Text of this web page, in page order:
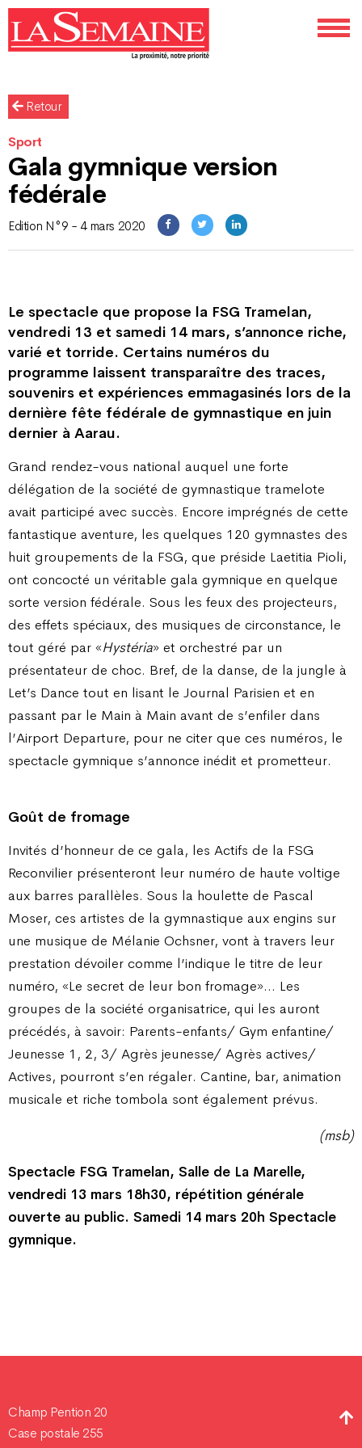
Retour
Sport
Gala gymnique version
fédérale
Edition N°9 - 4 mars 2020
Le spectacle que propose la FSG Tramelan,
vendredi 13 et samedi 14 mars, s’annonce riche,
varié et torride. Certains numéros du
programme laissent transparaître des traces,
souvenirs et expériences emmagasinés lors de la
dernière fête fédérale de gymnastique en juin
dernier à Aarau.
Grand rendez-vous national auquel une forte
délégation de la société de gymnastique tramelote
avait participé avec succès. Encore imprégnés de cette
fantastique aventure, les quelques 120 gymnastes des
huit groupements de la FSG, que préside Laetitia Pioli,
ont concocté un véritable gala gymnique en quelque
sorte version fédérale. Sous les feux des projecteurs,
des effets spéciaux, des musiques de circonstance, le
tout géré par «Hystéria» et orchestré par un
présentateur de choc. Bref, de la danse, de la jungle à
Let’s Dance tout en lisant le Journal Parisien et en
passant par le Main à Main avant de s’enfiler dans
l’Airport Departure, pour ne citer que ces numéros, le
spectacle gymnique s’annonce inédit et prometteur.
Goût de fromage
Invités d’honneur de ce gala, les Actifs de la FSG
Reconvilier présenteront leur numéro de haute voltige
aux barres parallèles. Sous la houlette de Pascal
Moser, ces artistes de la gymnastique aux engins sur
une musique de Mélanie Ochsner, vont à travers leur
prestation dévoiler comme l’indique le titre de leur
numéro, «Le secret de leur bon fromage»… Les
groupes de la société organisatrice, qui les auront
précédés, à savoir: Parents-enfants/ Gym enfantine/
Jeunesse 1, 2, 3/ Agrès jeunesse/ Agrès actives/
Actives, pourront s’en régaler. Cantine, bar, animation
musicale et riche tombola sont également prévus.
(msb)
Spectacle FSG Tramelan, Salle de La Marelle,
vendredi 13 mars 18h30, répétition générale
ouverte au public. Samedi 14 mars 20h Spectacle
gymnique.
Champ Pention 20
Case postale 255